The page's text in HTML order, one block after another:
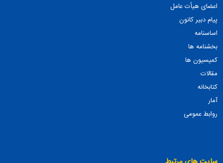
اعضای هیأت عامل
پیام دبیر کانون
اساسنامه
بخشنامه ها
کمیسیون ها
مقالات
کتابخانه
آمار
روابط عمومی